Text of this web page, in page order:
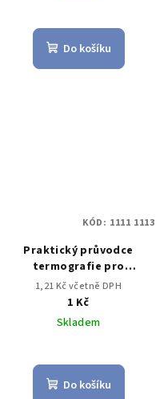
Do košíku
Praktický průvodce
termografie pro
fotovoltaická zařízení.
1,21 Kč včetně DPH
1 Kč
Skladem
Do košíku
KÓD: 1111 1113